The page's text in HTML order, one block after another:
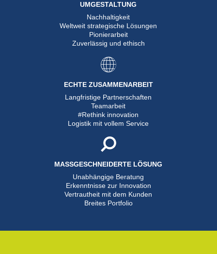
UMGESTALTUNG
Nachhaltigkeit
Weltweit strategische Lösungen
Pionierarbeit
Zuverlässig und ethisch
ECHTE ZUSAMMENARBEIT
Langfristige Partnerschaften
Teamarbeit
#Rethink innovation
Logistik mit vollem Service
MASSGESCHNEIDERTE LÖSUNG
Unabhängige Beratung
Erkenntnisse zur Innovation
Vertrautheit mit dem Kunden
Breites Portfolio